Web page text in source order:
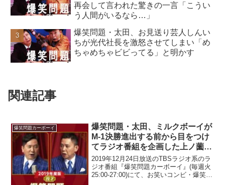
再会して言われた驚きの一言「こうい
う人間がいるなら…」
爆笑問題・太田、お見送り芸人しんい
ちが光代社長を激怒させてしまい「め
ちゃめちゃビビってる」と明かす
関連記事
爆笑問題カーボーイ
爆笑問題・太田、ミルクボーイが
M-1決勝進出する前から目をつけ
てラジオ番組を企画した上ノ薗公
秀Pを称賛「凄い判断っていうか
さ、見事だよね」
2019年12月24日放送のTBSラジオ系のラ
ジオ番組『爆笑問題カーボーイ』(毎週火
25:00-27:00)にて、お笑いコンビ・爆笑問